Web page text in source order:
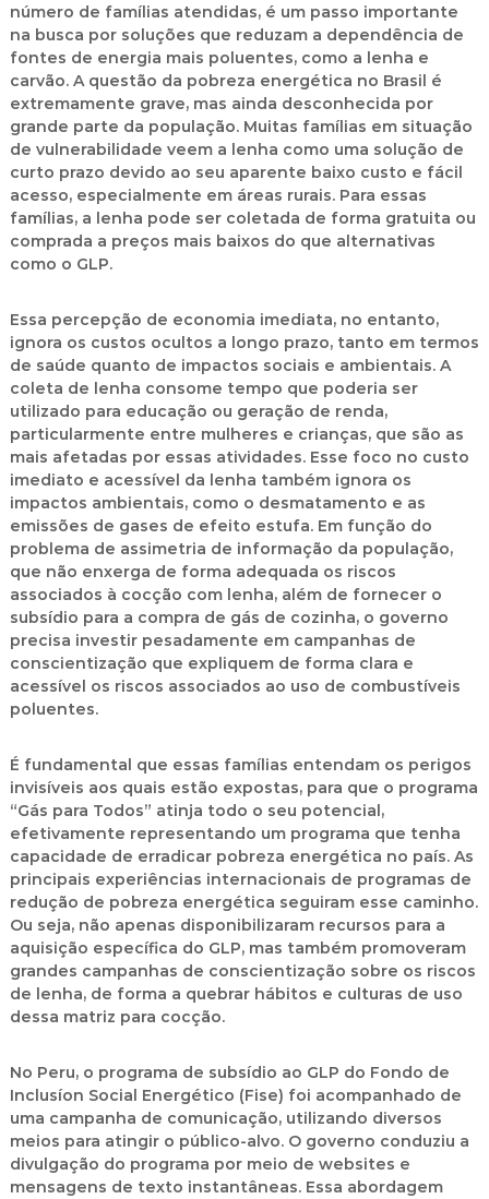
número de famílias atendidas, é um passo importante
na busca por soluções que reduzam a dependência de
fontes de energia mais poluentes, como a lenha e
carvão. A questão da pobreza energética no Brasil é
extremamente grave, mas ainda desconhecida por
grande parte da população. Muitas famílias em situação
de vulnerabilidade veem a lenha como uma solução de
curto prazo devido ao seu aparente baixo custo e fácil
acesso, especialmente em áreas rurais. Para essas
famílias, a lenha pode ser coletada de forma gratuita ou
comprada a preços mais baixos do que alternativas
como o GLP.
Essa percepção de economia imediata, no entanto,
ignora os custos ocultos a longo prazo, tanto em termos
de saúde quanto de impactos sociais e ambientais. A
coleta de lenha consome tempo que poderia ser
utilizado para educação ou geração de renda,
particularmente entre mulheres e crianças, que são as
mais afetadas por essas atividades. Esse foco no custo
imediato e acessível da lenha também ignora os
impactos ambientais, como o desmatamento e as
emissões de gases de efeito estufa. Em função do
problema de assimetria de informação da população,
que não enxerga de forma adequada os riscos
associados à cocção com lenha, além de fornecer o
subsídio para a compra de gás de cozinha, o governo
precisa investir pesadamente em campanhas de
conscientização que expliquem de forma clara e
acessível os riscos associados ao uso de combustíveis
poluentes.
É fundamental que essas famílias entendam os perigos
invisíveis aos quais estão expostas, para que o programa
“Gás para Todos” atinja todo o seu potencial,
efetivamente representando um programa que tenha
capacidade de erradicar pobreza energética no país. As
principais experiências internacionais de programas de
redução de pobreza energética seguiram esse caminho.
Ou seja, não apenas disponibilizaram recursos para a
aquisição específica do GLP, mas também promoveram
grandes campanhas de conscientização sobre os riscos
de lenha, de forma a quebrar hábitos e culturas de uso
dessa matriz para cocção.
No Peru, o programa de subsídio ao GLP do Fondo de
Inclusíon Social Energético (Fise) foi acompanhado de
uma campanha de comunicação, utilizando diversos
meios para atingir o público-alvo. O governo conduziu a
divulgação do programa por meio de websites e
mensagens de texto instantâneas. Essa abordagem